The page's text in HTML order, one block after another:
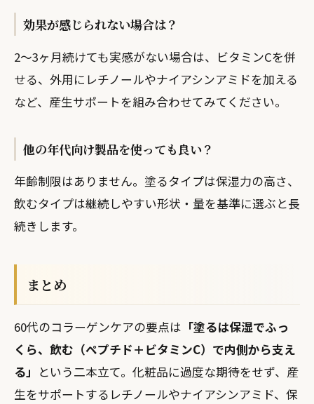
効果が感じられない場合は？
2〜3ヶ月続けても実感がない場合は、ビタミンCを併
せる、外用にレチノールやナイアシンアミドを加える
など、産生サポートを組み合わせてみてください。
他の年代向け製品を使っても良い？
年齢制限はありません。塗るタイプは保湿力の高さ、
飲むタイプは継続しやすい形状・量を基準に選ぶと長
続きします。
まとめ
60代のコラーゲンケアの要点は 「塗るは保湿でふっ
くら、飲む（ペプチド＋ビタミンC）で内側から支え
る」 という二本立て。化粧品に過度な期待をせず、産
生をサポートするレチノールやナイアシンアミド、保